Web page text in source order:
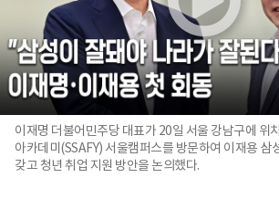
이재명 더불어민주당 대표가 20일 서울 강남구에 위
아카데미(SSAFY) 서울캠퍼스를 방문하여 이재용 삼
갖고 청년 취업 지원 방안을 논의했다.